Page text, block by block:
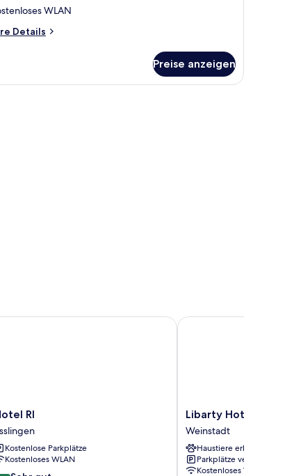
WLAN
Details
Preise anzeigen
einem kleinen Nachttisch mit Lampe.
Fenster und einem Badezimmer.
RI
Kostenlose Parkplätze
Kostenloses WLAN
RI
Libarty
Hotels
Weinstadt
Libarty Hotels
Weinstadt
Haustiere erlaubt
Parkplätze verfügbar
Kostenloses WLAN
Libarty Hotels